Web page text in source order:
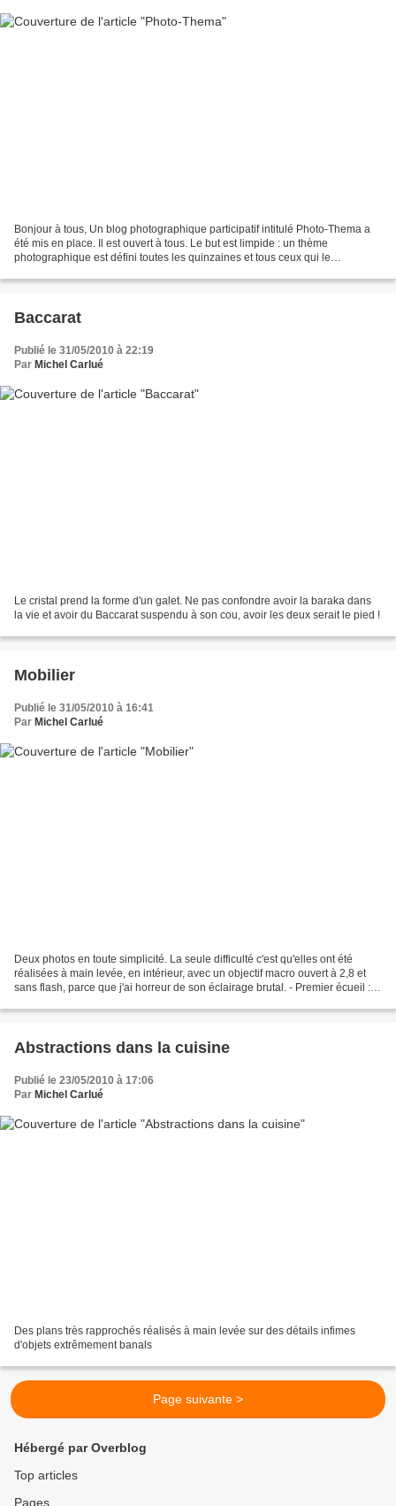
Bonjour à tous, Un blog photographique participatif intitulé Photo-Thema a
été mis en place. Il est ouvert à tous. Le but est limpide : un thème
photographique est défini toutes les quinzaines et tous ceux qui le
Baccarat
Publié le 31/05/2010 à 22:19
Par Michel Carlué
Le cristal prend la forme d'un galet. Ne pas confondre avoir la baraka dans
la vie et avoir du Baccarat suspendu à son cou, avoir les deux serait le pied !
Mobilier
Publié le 31/05/2010 à 16:41
Par Michel Carlué
Deux photos en toute simplicité. La seule difficulté c'est qu'elles ont été
réalisées à main levée, en intérieur, avec un objectif macro ouvert à 2,8 et
sans flash, parce que j'ai horreur de son éclairage brutal. - Premier écueil :
Abstractions dans la cuisine
Publié le 23/05/2010 à 17:06
Par Michel Carlué
Des plans très rapprochés réalisés à main levée sur des détails infimes
d'objets extrêmement banals
Page suivante >
Hébergé par Overblog
Top articles
Pages